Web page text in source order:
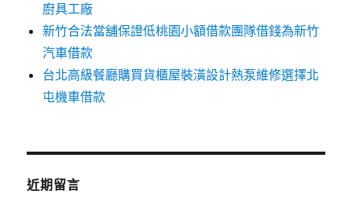
廚具工廠
新竹合法當舖保證低桃園小額借款團隊借錢為新竹
汽車借款
台北高級餐廳購買貨櫃屋裝潢設計熱泵維修選擇北
屯機車借款
近期留言